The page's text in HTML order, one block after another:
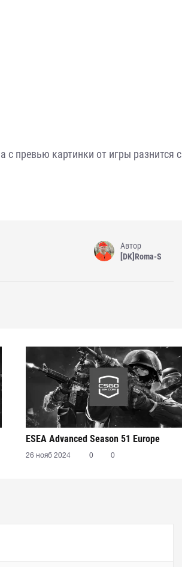
с превью картинки от игры разнится с
Автор
[DK]Roma-S
ESEA Advanced Season 51 Europe
26 нояб 2024 0 0